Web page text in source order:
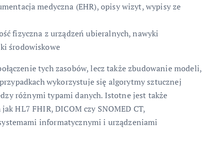
medyczna (EHR), opisy wizyt, wypisy ze
fizyczna z urządzeń ubieralnych, nawyki
środowiskowe
tych zasobów, lecz także zbudowanie modeli,
wykorzystuje się algorytmy sztucznej
różnymi typami danych. Istotne jest także
HL7 FHIR, DICOM czy SNOMED CT,
informatycznymi i urządzeniami